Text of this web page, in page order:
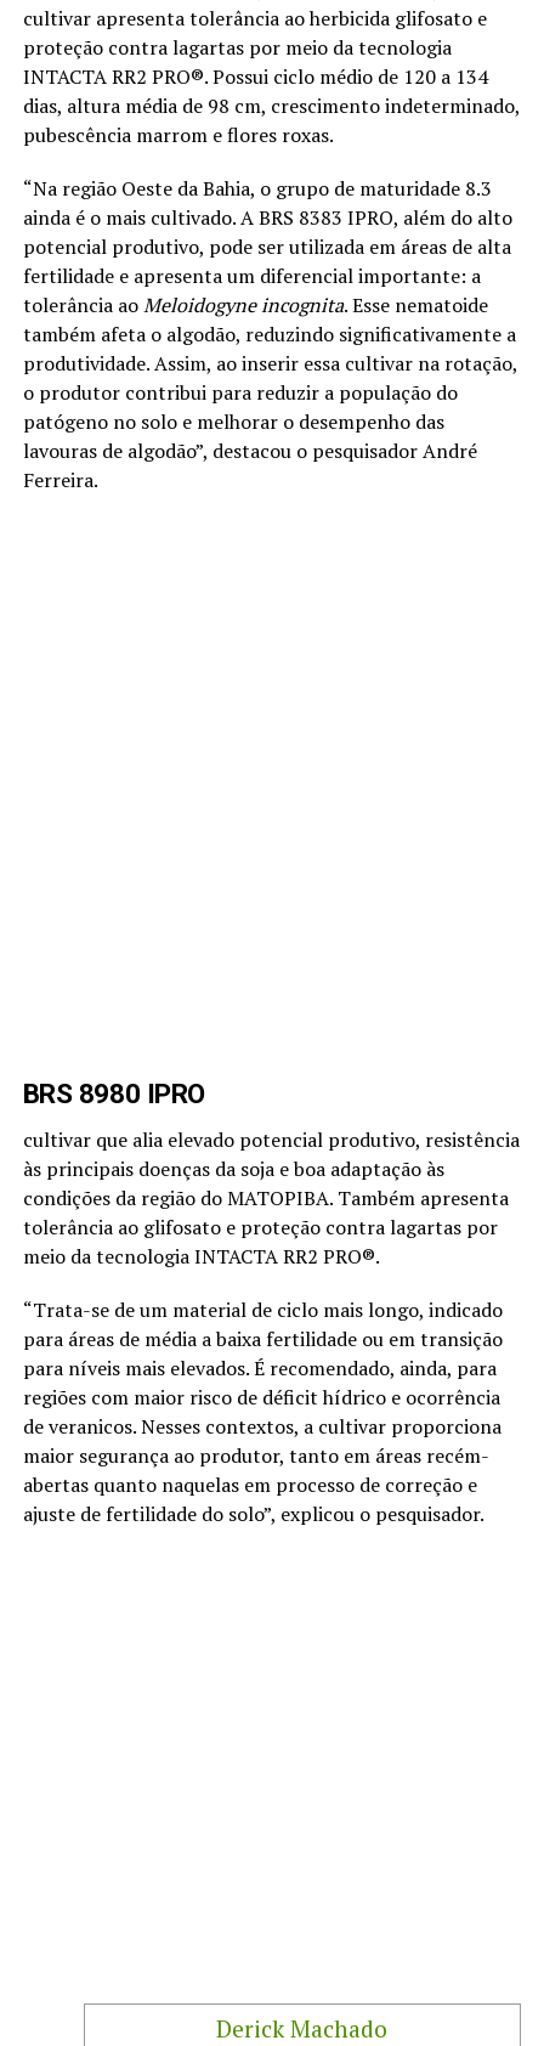
cultivar apresenta tolerância ao herbicida glifosato e
proteção contra lagartas por meio da tecnologia
INTACTA RR2 PRO®. Possui ciclo médio de 120 a 134
dias, altura média de 98 cm, crescimento indeterminado,
pubescência marrom e flores roxas.
“Na região Oeste da Bahia, o grupo de maturidade 8.3
ainda é o mais cultivado. A BRS 8383 IPRO, além do alto
potencial produtivo, pode ser utilizada em áreas de alta
fertilidade e apresenta um diferencial importante: a
tolerância aoMeloidogyne incognita. Esse nematoide
também afeta o algodão, reduzindo significativamente a
produtividade. Assim, ao inserir essa cultivar na rotação,
o produtor contribui para reduzir a população do
patógeno no solo e melhorar o desempenho das
lavouras de algodão”, destacou o pesquisador André
Ferreira.
BRS 8980 IPRO
cultivar que alia elevado potencial produtivo, resistência
às principais doenças da soja e boa adaptação às
condições da região do MATOPIBA. Também apresenta
tolerância ao glifosato e proteção contra lagartas por
meio da tecnologia INTACTA RR2 PRO®.
“Trata-se de um material de ciclo mais longo, indicado
para áreas de média a baixa fertilidade ou em transição
para níveis mais elevados. É recomendado, ainda, para
regiões com maior risco de déficit hídrico e ocorrência
de veranicos. Nesses contextos, a cultivar proporciona
maior segurança ao produtor, tanto em áreas recém-
abertas quanto naquelas em processo de correção e
ajuste de fertilidade do solo”, explicou o pesquisador.
Derick Machado